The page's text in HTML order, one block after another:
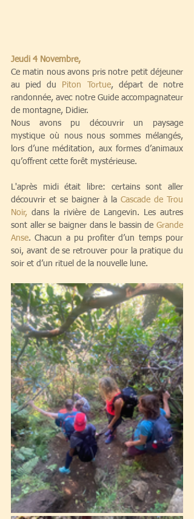
Jeudi 4 Novembre,
Ce matin nous avons pris notre petit déjeuner
au pied du
Piton Tortue, départ de notre
randonnée, avec notre Guide accompagnateur
de montagne, Didier.
Nous avons pu découvrir un paysage
mystique où nous nous sommes mélangés,
lors d’une méditation, aux formes d’animaux
qu’offrent cette forêt mystérieuse.
L'après midi était libre: certains sont aller
découvrir et se baigner à la Cascade de Trou
Noir, dans la rivière de Langevin. Les autres
sont aller se baigner dans le bassin de Grande
Anse. Chacun a pu profiter d’un temps pour
soi, avant de se retrouver pour la pratique du
soir et d’un rituel de la nouvelle lune.